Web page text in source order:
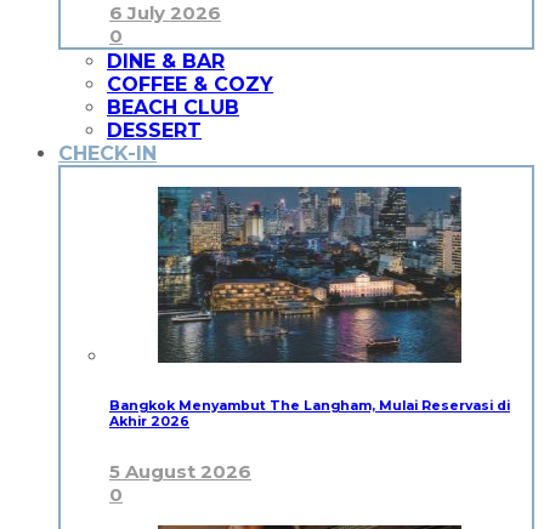
6 July 2026
0
DINE & BAR
COFFEE & COZY
BEACH CLUB
DESSERT
CHECK-IN
Bangkok Menyambut The Langham, Mulai Reservasi di
Akhir 2026
5 August 2026
0